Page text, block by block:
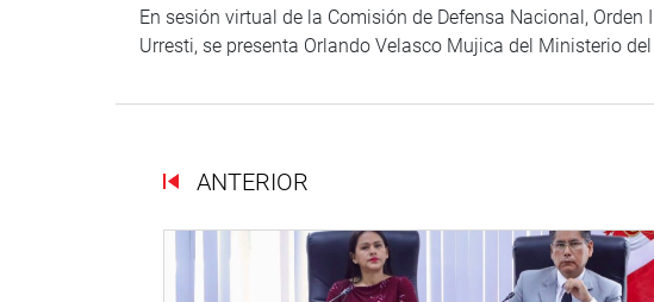
En sesión virtual de la Comisión de Defensa Nacional,
Urresti, se presenta Orlando Velasco Mujica del Ministerio del
ANTERIOR